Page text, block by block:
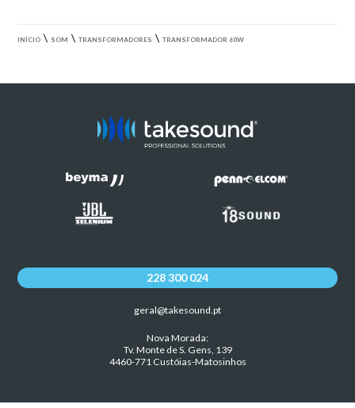
INÍCIO \ SOM \ TRANSFORMADORES \ TRANSFORMADOR 60W
228 300 024
geral@takesound.pt
Nova Morada:
Tv. Monte de S. Gens, 139
4460-771 Custóias-Matosinhos